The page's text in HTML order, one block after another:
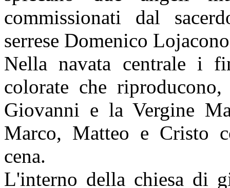
commissionati dal
serrese Domenico
Nella navata centrale i
colorate che
Giovanni e la Vergine
Marco, Matteo e Cristo
cena.
L'interno della chiesa di